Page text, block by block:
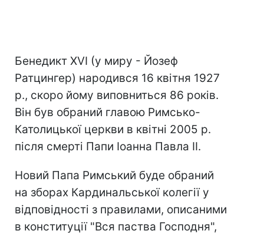
Бенедикт XVI (у миру - Йозеф
Ратцингер) народився 16 квітня 1927
р., скоро йому виповниться 86 років.
Він був обраний главою Римсько-
Католицької церкви в квітні 2005 р.
після смерті Папи Іоанна Павла II.
Новий Папа Римський буде обраний
на зборах Кардинальської колегії у
відповідності з правилами, описаними
в конституції "Вся паства Господня",